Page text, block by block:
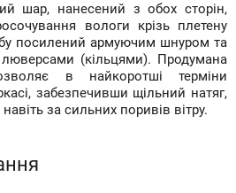
шар, нанесений з обох сторін,
вологи крізь плетену
посилений армуючим шнуром та
(кільцями). Продумана
в найкоротші терміни
забезпечивши щільний натяг,
за сильних поривів вітру.